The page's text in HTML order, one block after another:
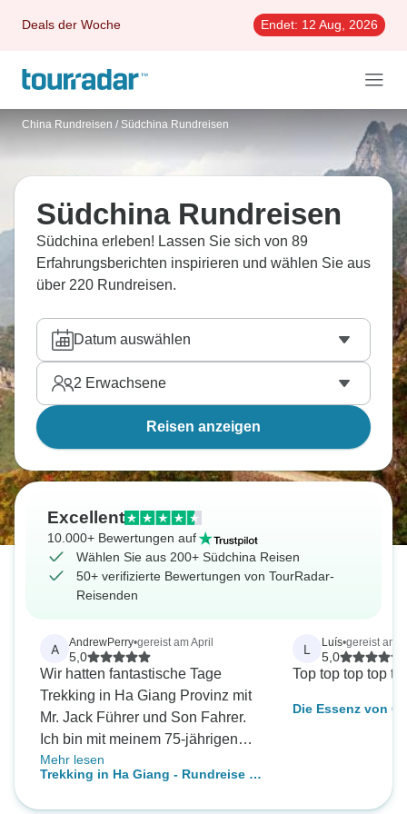
Deals der Woche Endet: 12 Aug, 2026
China Rundreisen / Südchina Rundreisen
Südchina Rundreisen
Südchina erleben! Lassen Sie sich von 89
Erfahrungsberichten inspirieren und wählen Sie aus
über 220 Rundreisen.
Datum auswählen
2 Erwachsene
Reisen anzeigen
Excellent
10.000+ Bewertungen auf
Wählen Sie aus 200+ Südchina Reisen
50+ verifizierte Bewertungen von TourRadar-
Reisenden
A AndrewPerry•gereist am April
5,0
Wir hatten fantastische Tage
Trekking in Ha Giang Provinz mit
Mr. Jack Führer und Son Fahrer.
Ich bin mit meinem 75-jährigen
Vater gereist und auf Wunsch
haben sie die Tour an unsere
Mehr lesen
Trekking in Ha Giang - Rundreise (5
L Luís•gereist am
5,0
Top top top top
Die Essenz von